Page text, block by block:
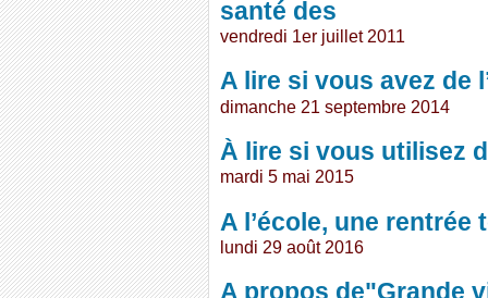
santé des
vendredi 1er juillet 2011
A lire si vous avez de
dimanche 21 septembre 2014
À lire si vous utilisez
mardi 5 mai 2015
A l’école, une rentrée
lundi 29 août 2016
A propos de"Grande